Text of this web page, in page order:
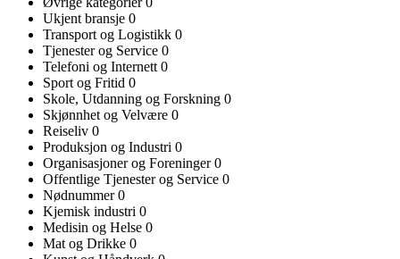
Ukjent bransje 0
Transport og Logistikk 0
Tjenester og Service 0
Telefoni og Internett 0
Sport og Fritid 0
Skole, Utdanning og Forskning 0
Skjønnhet og Velvære 0
Reiseliv 0
Produksjon og Industri 0
Organisasjoner og Foreninger0
Offentlige Tjenester og Service 0
Nødnummer0
Kjemisk industri 0
Medisin og Helse 0
Mat og Drikke 0